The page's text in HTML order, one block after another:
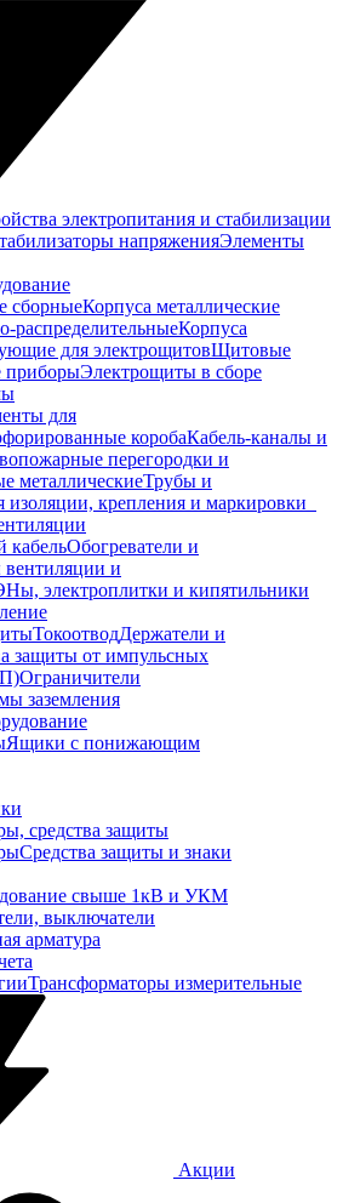
электропитания и стабилизации
напряженияЭлементы
сборныеКорпуса металлические
распределительныеКорпуса
для электрощитовЩитовые
приборыЭлектрощиты в сборе
для
коробаКабель-каналы и
перегородки и
металлическиеТрубы и
изоляции, крепления и маркировки
кабельОбогреватели и
и
электроплитки и кипятильники
ТокоотводДержатели и
защиты от импульсных
Ограничители
заземления
Ящики с понижающим
средства защиты
Средства защиты и знаки
свыше 1кВ и УКМ
выключатели
арматура
Трансформаторы измерительные
Акции